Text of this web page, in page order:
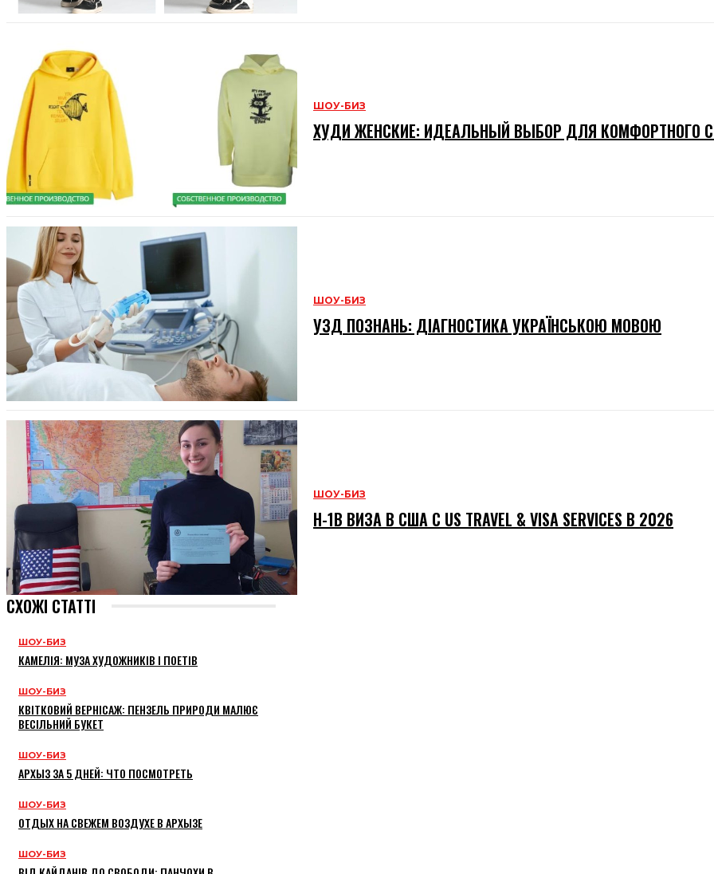
ШОУ-БИЗ
ХУДИ ЖЕНСКИЕ: ИДЕАЛЬНЫЙ ВЫБОР ДЛЯ КОМФОРТНОГО
ШОУ-БИЗ
УЗД ПОЗНАНЬ: ДІАГНОСТИКА УКРАЇНСЬКОЮ МОВОЮ
ШОУ-БИЗ
H-1B ВИЗА В США С US TRAVEL & VISA SERVICES В 2026
СХОЖІ СТАТТІ
ШОУ-БИЗ
КАМЕЛІЯ: МУЗА ХУДОЖНИКІВ І ПОЕТІВ
ШОУ-БИЗ
КВІТКОВИЙ ВЕРНІСАЖ: ПЕНЗЕЛЬ ПРИРОДИ МАЛЮЄ
ВЕСІЛЬНИЙ БУКЕТ
ШОУ-БИЗ
АРХЫЗ ЗА 5 ДНЕЙ: ЧТО ПОСМОТРЕТЬ
ШОУ-БИЗ
ОТДЫХ НА СВЕЖЕМ ВОЗДУХЕ В АРХЫЗЕ
ШОУ-БИЗ